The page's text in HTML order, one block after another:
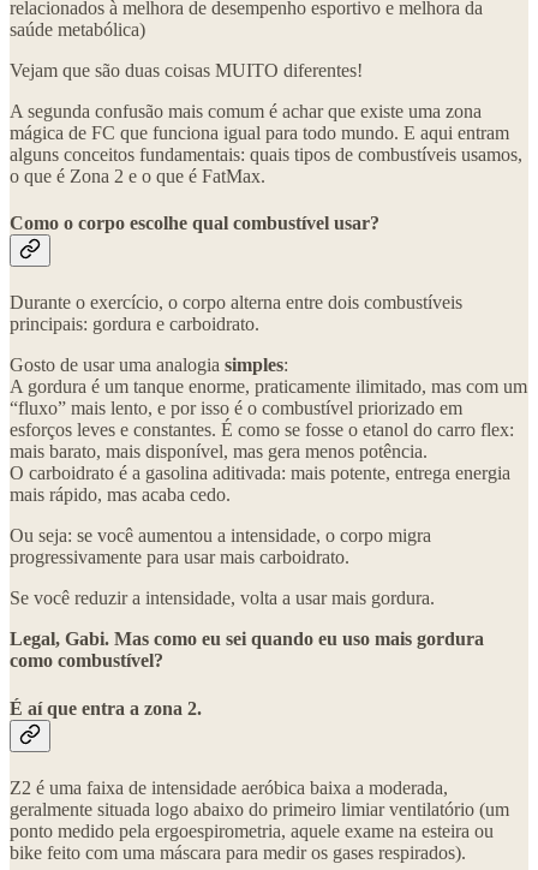
relacionados à melhora de desempenho esportivo e melhora da
saúde metabólica)
Vejam que são duas coisas MUITO diferentes!
A segunda confusão mais comum é achar que existe uma zona
mágica de FC que funciona igual para todo mundo. E aqui entram
alguns conceitos fundamentais: quais tipos de combustíveis usamos,
o que é Zona 2 e o que é FatMax.
Como o corpo escolhe qual combustível usar?
Durante o exercício, o corpo alterna entre dois combustíveis
principais: gordura e carboidrato.
Gosto de usar uma analogia simples:
A gordura é um tanque enorme, praticamente ilimitado, mas com um
“fluxo” mais lento, e por isso é o combustível priorizado em
esforços leves e constantes. É como se fosse o etanol do carro flex:
mais barato, mais disponível, mas gera menos potência.
O carboidrato é a gasolina aditivada: mais potente, entrega energia
mais rápido, mas acaba cedo.
Ou seja: se você aumentou a intensidade, o corpo migra
progressivamente para usar mais carboidrato.
Se você reduzir a intensidade, volta a usar mais gordura.
Legal, Gabi. Mas como eu sei quando eu uso mais gordura
como combustível?
É aí que entra a zona 2.
Z2 é uma faixa de intensidade aeróbica baixa a moderada,
geralmente situada logo abaixo do primeiro limiar ventilatório (um
ponto medido pela ergoespirometria, aquele exame na esteira ou
bike feito com uma máscara para medir os gases respirados).